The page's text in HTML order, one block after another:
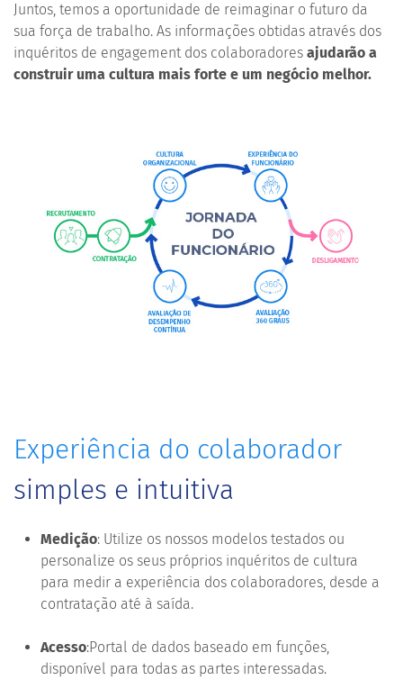
Juntos, temos a oportunidade de reimaginar o futuro da
sua força de trabalho. As informações obtidas através dos
inquéritos de engagement dos colaboradores ajudarão a
construir uma cultura mais forte e um negócio melhor.
Experiência do colaborador
simples e intuitiva
Medição: Utilize os nossos modelos testados ou
personalize os seus próprios inquéritos de cultura
para medir a experiência dos colaboradores, desde a
contratação até à saída.
Acesso:Portal de dados baseado em funções,
disponível para todas as partes interessadas.